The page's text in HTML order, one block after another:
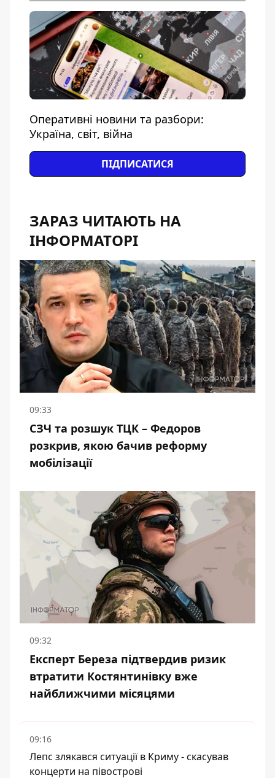
Оперативні новини та разбори:
Україна, світ, війна
ПІДПИСАТИСЯ
ЗАРАЗ ЧИТАЮТЬ НА
ІНФОРМАТОРІ
09:33
СЗЧ та розшук ТЦК – Федоров
розкрив, якою бачив реформу
мобілізації
09:32
Експерт Береза підтвердив ризик
втратити Костянтинівку вже
найближчими місяцями
09:16
Лепс злякався ситуації в Криму - скасував
концерти на півострові